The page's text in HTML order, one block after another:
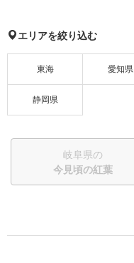
エリアを絞り込む
東海 愛知県
静岡県
岐阜県の
今見頃の紅葉